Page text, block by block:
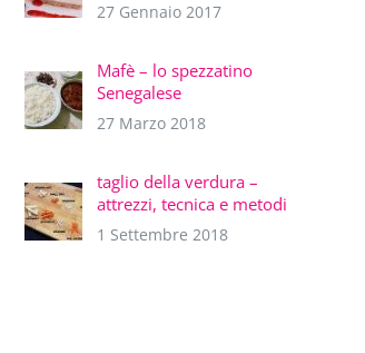
27 Gennaio 2017
Mafè – lo spezzatino
Senegalese
27 Marzo 2018
taglio della verdura –
attrezzi, tecnica e metodi
1 Settembre 2018